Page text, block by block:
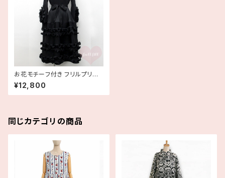
お花モチーフ付き フリルプリー
ツ長袖ワンピースドレス
¥12,800
同じカテゴリの商品